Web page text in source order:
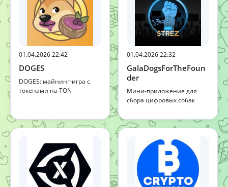
01.04.2026 22:42
DOGES
DOGES: майнинг-игра с
токенами на TON
01.04.2026 22:32
GalaDogsForTheFoun
der
Мини-приложение для
сбора цифровых собак